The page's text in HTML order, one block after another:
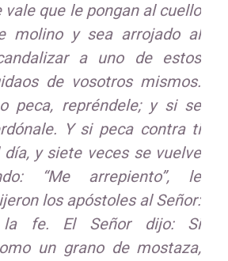
vale que le pongan al cuello
molino y sea arrojado al
a uno de estos
de vosotros mismos.
peca, repréndele; y si se
Y si peca contra ti
y siete veces se vuelve
“Me arrepiento”, le
los apóstoles al Señor:
la fe. El Señor dijo: Si
un grano de mostaza,